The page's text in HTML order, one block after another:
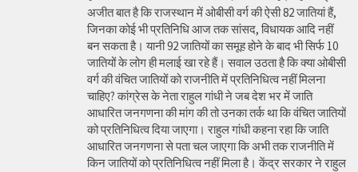
अजीत बात है कि राजस्थान में ओबीसी वर्ग की ऐसी 82 जातियां हैं,
जिनका कोई भी प्रतिनिधि आज तक सांसद, विधायक आदि नहीं
बन सकता है। यानी 92 जातियों का समूह होने के बाद भी सिर्फ 10
जातियों के लोग ही मलाई खा रहे हैं। सवाल उठता है कि क्या ओबीसी
वर्ग की वंचित जातियों को राजनीति में प्रतिनिधित्व नहीं मिलना
चाहिए? कांग्रेस के नेता राहुल गांधी ने जब देश भर में जाति
आधारित जनगणना की मांग की तो उनका तर्क था कि वंचित जातियों
को प्रतिनिधित्व दिया जाएगा। राहुल गांधी कहना रहा कि जाति
आधारित जनगणना से पता चल जाएगा कि अभी तक राजनीति में
किन जातियों को प्रतिनिधित्व नहीं मिला है। केंद्र सरकार ने राहुल